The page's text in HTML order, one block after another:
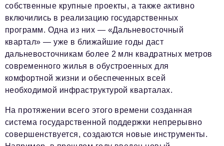
собственные крупные проекты, а также активно
включились в реализацию государственных
программ. Одна из них — «Дальневосточный
квартал» — уже в ближайшие годы даст
дальневосточникам более 2 млн квадратных метров
современного жилья в обустроенных для
комфортной жизни и обеспеченных всей
необходимой инфраструктурой кварталах.
На протяжении всего этого времени созданная
система государственной поддержки непрерывно
совершенствуется, создаются новые инструменты.